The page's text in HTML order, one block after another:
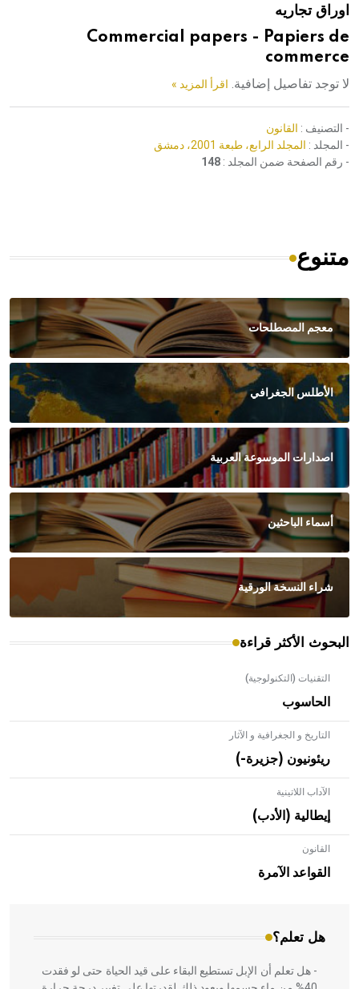
هيئة الموسوعة العربية تطلق موسوعات جديدة في عام 2026اوراق تجاريه
Commercial papers - Papiers de
commerce
لا توجد تفاصيل إضافية. اقرأ المزيد »
- التصنيف : القانون
- المجلد : المجلد الرابع، طبعة 2001، دمشق
- رقم الصفحة ضمن المجلد : 148
متنوع
معجم المصطلحات
الأطلس الجغرافي
اصدارات الموسوعة العربية
أسماء الباحثين
شراء النسخة الورقية
البحوث الأكثر قراءة
التقنيات (التكنولوجية)
الحاسوب
التاريخ و الجغرافية و الآثار
ريئونيون (جزيرة-)
الآداب اللاتينية
إيطالية (الأدب)
القانون
القواعد الآمرة
هل تعلم؟
- هل تعلم أن الأبلق نوع من الفنون الهندسية التي ارتبطت
بالعمارة الإسلامية في بلاد الشام ومصر خاصة، حيث يحرص
المعمار على بناء مداميكه وخاصة في الواجهات
- هل تعلم أن الإبل تستطيع البقاء على قيد الحياة حتى لو فقدت